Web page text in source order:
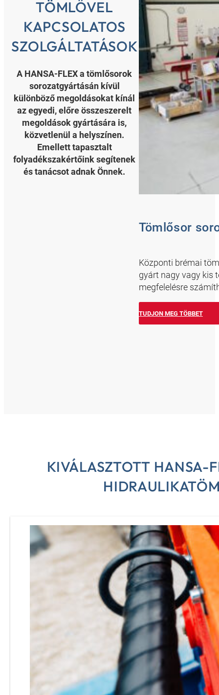
TÖMLŐVEL
KAPCSOLATOS
SZOLGÁLTATÁSOK
A HANSA-FLEX a tömlősorok
sorozatgyártásán kívül
különböző megoldásokat kínál
az egyedi, előre összeszerelt
megoldások gyártására is,
közvetlenül a helyszínen.
Emellett tapasztalt
folyadékszakértőink segítenek
és tanácsot adnak Önnek.
Tömlősor
Központi brémai
gyárt nagy vagy kis
megfelelésre
TUDJON MEG TÖBBET
KIVÁLASZTOTT HANSA-